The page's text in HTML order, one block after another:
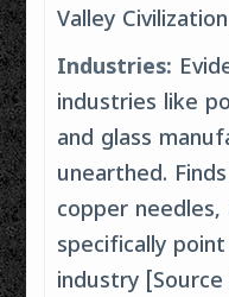
Valley
Industries:
industries like
and glass
unearthed.
copper
specifically
industry [Source